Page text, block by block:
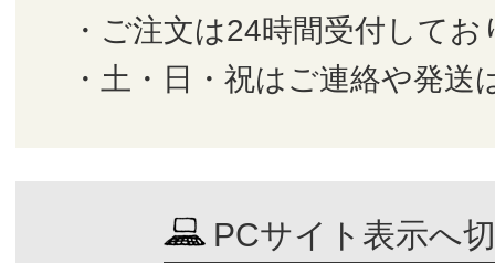
・ご注文は24時間受付してお
・土・日・祝はご連絡や発送
PCサイト表示へ